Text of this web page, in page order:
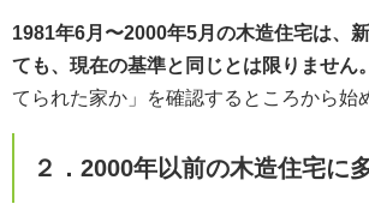
1981年6月〜2000年5月の木造住宅は、
ても、現在の基準と同じとは限りません。
てられた家か」を確認するところから始
２．2000年以前の木造住宅に